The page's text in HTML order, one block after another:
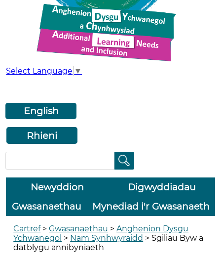
Select Language ▼
English
Rhieni
Newyddion
Digwyddiadau
Gwasanaethau
Mynediad i'r Gwasanaeth
Cartref>Gwasanaethau >Anghenion Dysgu
Ychwanegol > Nam Synhwyraidd > Sgiliau Byw a
datblygu annibyniaeth